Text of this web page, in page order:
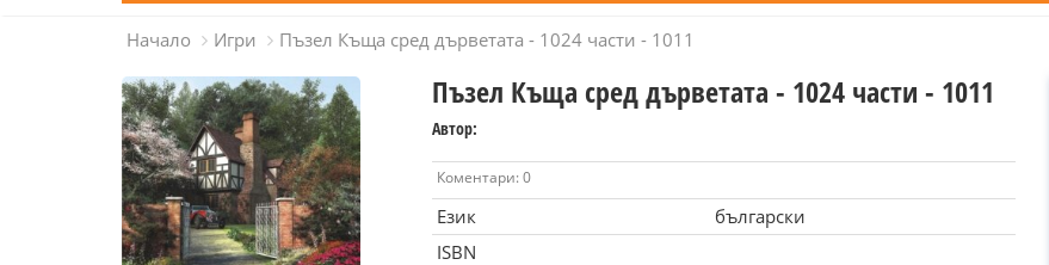
Начало Игри Пъзел Къща сред дърветата - 1024 части - 1011
Пъзел Къща сред дърветата - 1024 части - 1011
Автор:
Коментари: 0
Език
български
ISBN